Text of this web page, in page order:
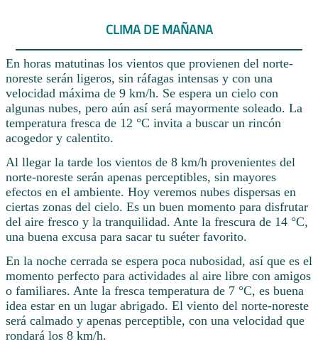
CLIMA DE MAÑANA
En horas matutinas los vientos que provienen del norte-
noreste serán ligeros, sin ráfagas intensas y con una
velocidad máxima de 9 km/h. Se espera un cielo con
algunas nubes, pero aún así será mayormente soleado. La
temperatura fresca de 12 °C invita a buscar un rincón
acogedor y calentito.
Al llegar la tarde los vientos de 8 km/h provenientes del
norte-noreste serán apenas perceptibles, sin mayores
efectos en el ambiente. Hoy veremos nubes dispersas en
ciertas zonas del cielo. Es un buen momento para disfrutar
del aire fresco y la tranquilidad. Ante la frescura de 14 °C,
una buena excusa para sacar tu suéter favorito.
En la noche cerrada se espera poca nubosidad, así que es el
momento perfecto para actividades al aire libre con amigos
o familiares. Ante la fresca temperatura de 7 °C, es buena
idea estar en un lugar abrigado. El viento del norte-noreste
será calmado y apenas perceptible, con una velocidad que
rondará los 8 km/h.